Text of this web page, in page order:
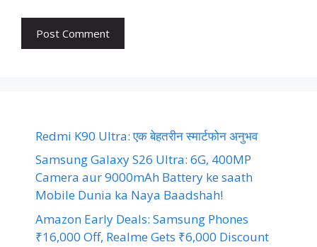
Redmi K90 Ultra: एक बेहतरीन स्मार्टफोन अनुभव
Samsung Galaxy S26 Ultra: 6G, 400MP
Camera aur 9000mAh Battery ke saath
Mobile Dunia ka Naya Baadshah!
Amazon Early Deals: Samsung Phones
₹16,000 Off, Realme Gets ₹6,000 Discount